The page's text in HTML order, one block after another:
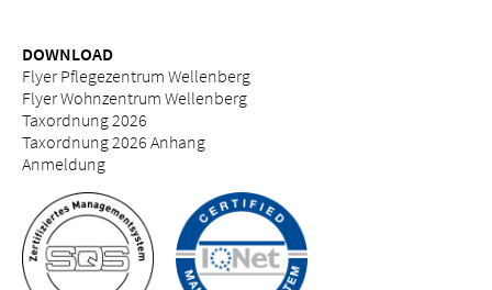
DOWNLOAD
Flyer Pflegezentrum Wellenberg
Flyer Wohnzentrum Wellenberg
Taxordnung 2026
Taxordnung 2026 Anhang
Anmeldung